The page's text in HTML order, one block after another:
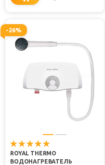
-26%
ROYAL THERMO
ВОДОНАГРЕВАТЕЛЬ